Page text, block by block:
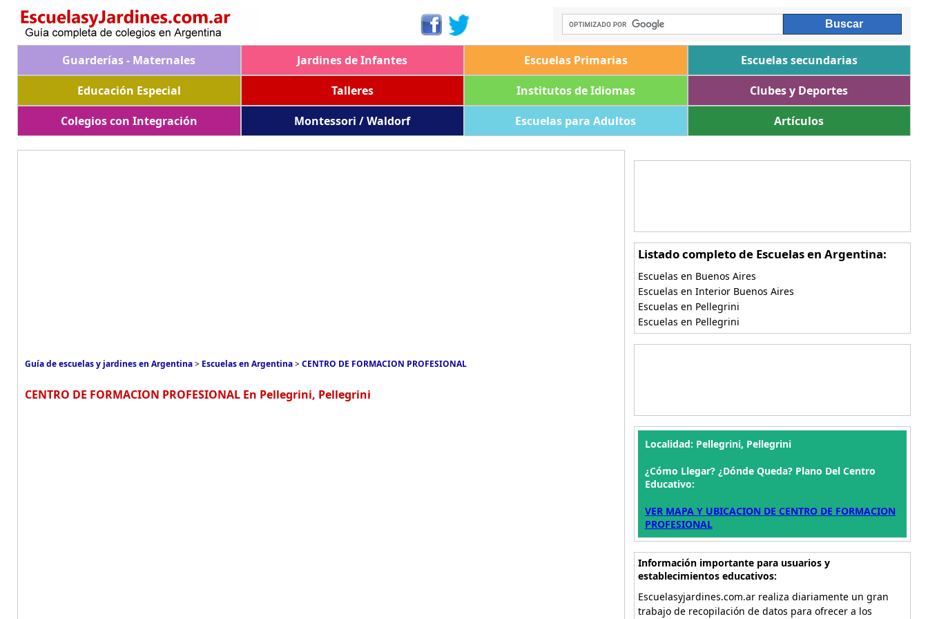
Guarderías - Maternales Jardines de Infantes Escuelas Primarias
Escuelas secundarias
Educación Especial
Talleres Institutos de Idiomas
Clubes y Deportes
Colegios con Integración
Montessori / Waldorf Escuelas para Adultos Artículos
Guía de escuelas y jardines en Argentina> Escuelas en Argentina>CENTRO DE FORMACION PROFESIONAL
CENTRO DE FORMACION PROFESIONAL En Pellegrini, Pellegrini
Listado completo de Escuelas en Argentina:
Escuelas en Buenos Aires
Escuelas en Interior Buenos Aires
Escuelas en Pellegrini
Escuelas en Pellegrini
Localidad: Pellegrini, Pellegrini
¿Cómo Llegar? ¿Dónde Queda? Plano Del Centro
Educativo:
VER MAPA Y UBICACION DE CENTRO DE FORMACION
PROFESIONAL
Información importante para usuarios y
establecimientos educativos:
Escuelasyjardines.com.ar realiza diariamente un gran
trabajo de recopilación de datos para ofrecer a los